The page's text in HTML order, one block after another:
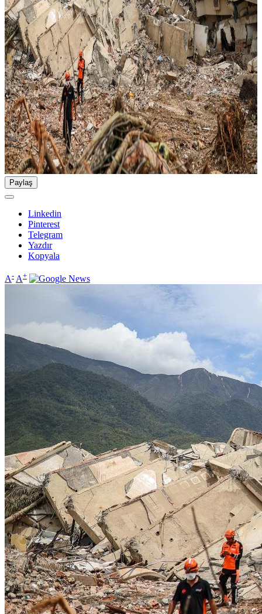
Paylaş
Linkedin
Pinterest
Telegram
Yazdır
Kopyala
A- A+